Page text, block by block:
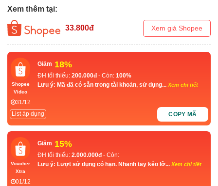
Xem thêm tại:
33.800đ Xem giá Shopee
Shopee
Video
31/12
Giảm 18%
ĐH tối thiểu: 200.000đ - Còn: 100%
Lưu ý: Mã đã có sẵn trong tài khoản, sử dụng... Xem chi tiết
List áp dụng COPY MÃ
Voucher
Xtra
01/12
Giảm 15%
ĐH tối thiểu: 2.000.000đ - Còn:
Lưu ý: Lượt sử dụng có hạn. Nhanh tay kẻo lỡ...Xem chi tiết